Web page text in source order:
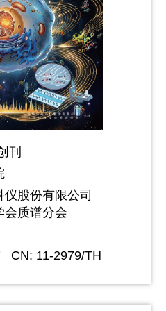
刊
股份有限公司
会质谱分会
CN: 11-2979/TH